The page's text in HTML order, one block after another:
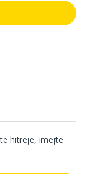
hitreje, imejte